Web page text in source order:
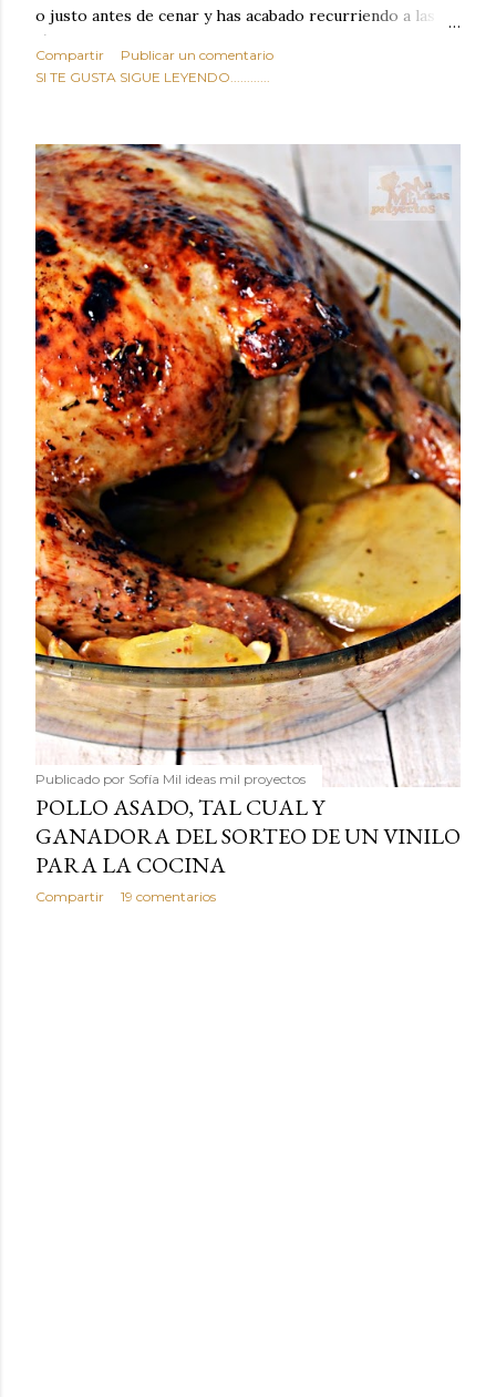
o justo antes de cenar y has acabado recurriendo a las
típicas patatas de bolsa, frutos secos fritos o snacks
ultraprocesados llenos de grasas saturadas y sodio?
sabroso, con ese toque tostado y crujiente que tanto nos
satisface. Estas alubias crujientes al horno van a cambiar
por completo tu forma de ver las legumbres. Olvídate de
asociar las alubias únicamente a los guisos tradicionales y
copiosos de invierno. Con esta receta simple pero
revolucionaria, transformaremos un ingrediente tan
humilde como la alubia de La Bañeza en un snack ligero,
dorado, cargado de proteína y 100% natural. Es el
sustituto perfecto a los frutos se...
Compartir
Publicar un comentario
SI TE GUSTA SIGUE LEYENDO............
Publicado por Sofía Mil ideas mil proyectos
POLLO ASADO, TAL CUAL Y
GANADORA DEL SORTEO DE UN VINILO
PARA LA COCINA
Compartir 19 comentarios